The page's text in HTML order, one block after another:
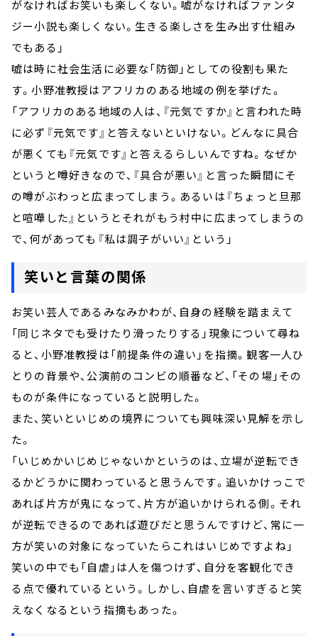
がなければお笑いも楽しくない。嘘がなければファンタ
ジー小説も楽しくない。生きる楽しさを生み出す仕組み
でもある」
嘘は時に社会生活に必要な「防御」としての役割も果た
す。小野准教授はアフリカのある地域の例を挙げた。
「アフリカのある地域の人は、『元気ですか』と言われた時
に必ず『元気です』と答えないといけない。どんなに具合
が悪くても『元気です』と答えるらしいんですね。なぜか
というと噂好きなので、『具合が悪い』と言った瞬間にそ
の噂がぶわっと広まってしまう。あるいは『ちょっと旦那
と喧嘩した』というとそれがもう村中に広まってしまうの
で、何があっても『私は調子がいい』という」
笑いと言葉の関係
お笑い芸人であるみなみかわが、自身の経験を踏まえて
「同じネタでも受けたり滑ったりする」現象について尋ね
ると、小野准教授は「前提条件の違い」を指摘。観客一人ひ
とりの背景や、公演前のコンビの順番など、「その場」その
ものが条件になっていると説明した。
また、笑いといじめの境界についても興味深い見解を示し
た。
「いじめかいじめじゃないかというのは、立場が逆転でき
るかどうかに関わっていると思うんです。追いかけっこで
あれば片方が鬼になって、片方が追いかけられる側。それ
が逆転できるのであれば遊びだと思うんですけど、常に一
方が笑いの対象になっていたらこれはいじめですよね」
笑いの中でも「自虐」は人を傷つけず、自分を客観化でき
る点で優れているという。しかし、自虐を言いすぎると笑
えなくなるという指摘もあった。